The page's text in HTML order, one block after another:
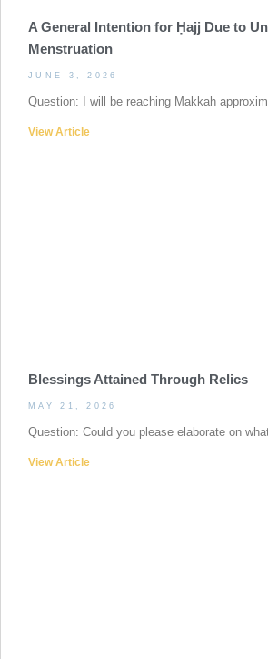
A General Intention for Ḥajj Due to
Menstruation
JUNE 3, 2026
Question: I will be reaching Makkah
View Article
Blessings Attained Through Relics
MAY 21, 2026
Question: Could you please elaborate on
View Article